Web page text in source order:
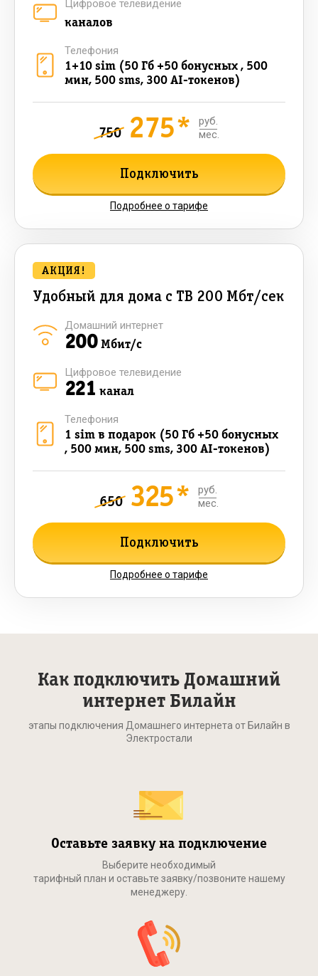
каналов
Цифровое телевидение
1+10 sim (50 Гб +50 бонусных , 500
мин, 500 sms, 300 AI-токенов)
Телефония
750 275*
руб.
мес.
Подключить
Подробнее о тарифе
Удобный для дома с ТВ 200 Мбт/сек
АКЦИЯ!
200Мбит/с
Домашний интернет
221 канал
Цифровое телевидение
1 sim в подарок (50 Гб +50 бонусных
, 500 мин, 500 sms, 300 AI-токенов)
Телефония
650 325*
руб.
мес.
Подключить
Подробнее о тарифе
Как подключить Домашний
интернет Билайн
этапы подключения Домашнего интернета от Билайн в
Электростали
Оставьте заявку на подключение
Выберите необходимый
тарифный план и оставьте заявку/позвоните нашему
менеджеру.